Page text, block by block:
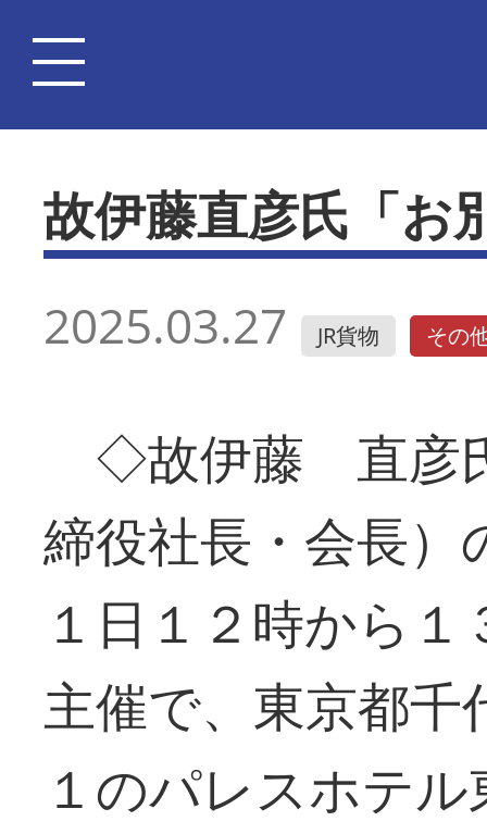
故伊藤直彦氏「お
2025.03.27 JR貨物 その
◇故伊藤 直彦
締役社長・会長
１日１２時から
主催で、東京都千
１のパレスホテ